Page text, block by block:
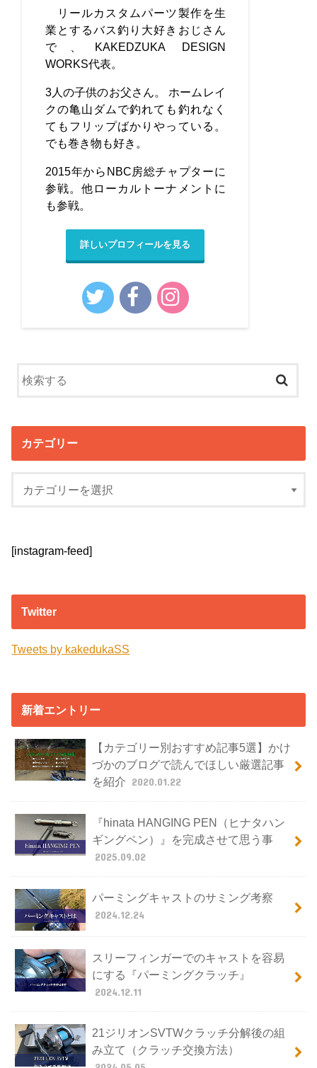
リールカスタムパーツ製作を生
業とするバス釣り大好きおじさん
で、KAKEDZUKA DESIGN
WORKS代表。
3人の子供のお父さん。 ホームレイ
クの亀山ダムで釣れても釣れなく
てもフリップばかりやっている。
でも巻き物も好き。
2015年からNBC房総チャプターに
参戦。他ローカルトーナメントに
も参戦。
詳しいプロフィールを見る
カテゴリー
[instagram-feed]
Twitter
Tweets by kakedukaSS
新着エントリー
【カテゴリー別おすすめ記事5選】かけ
づかのブログで読んでほしい厳選記事
を紹介 2020.01.22
『hinata HANGING PEN（ヒナタハン
ギングペン）』を完成させて思う事
2025.09.02
パーミングキャストのサミング考察
2024.12.24
スリーフィンガーでのキャストを容易
にする『パーミングクラッチ』
2024.12.11
21ジリオンSVTWクラッチ分解後の組
み立て（クラッチ交換方法）